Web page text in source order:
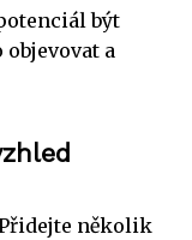
být
objevovat a
několik